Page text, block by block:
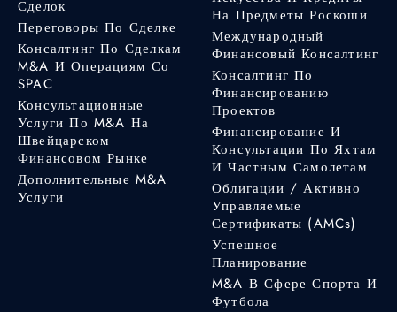
Сделок
Переговоры По Сделке
Консалтинг По Сделкам
M&A И Операциям Со
SPAC
Консультационные
Услуги По M&A На
Швейцарском
Финансовом Рынке
Дополнительные M&A
Услуги
На Предметы Роскоши
Международный
Финансовый Консалтинг
Консалтинг По
Финансированию
Проектов
Финансирование И
Консультации По Яхтам
И Частным Самолетам
Облигации / Активно
Управляемые
Сертификаты (AMCs)
Успешное
Планирование
M&A В Сфере Спорта И
Футбола